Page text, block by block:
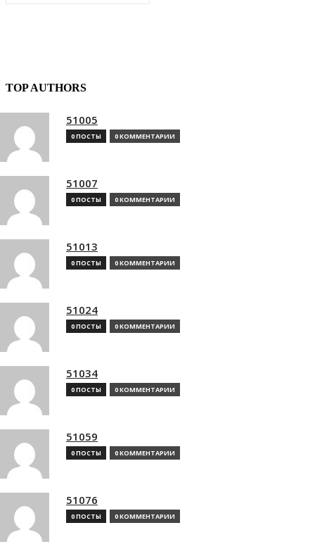
TOP AUTHORS
51005
0 ПОСТЫ 0 КОММЕНТАРИИ
51007
0 ПОСТЫ 0 КОММЕНТАРИИ
51013
0 ПОСТЫ 0 КОММЕНТАРИИ
51024
0 ПОСТЫ 0 КОММЕНТАРИИ
51034
0 ПОСТЫ 0 КОММЕНТАРИИ
51059
0 ПОСТЫ 0 КОММЕНТАРИИ
51076
0 ПОСТЫ 0 КОММЕНТАРИИ